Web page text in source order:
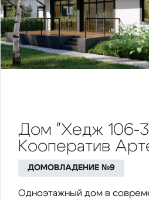
Предыдущий
Дом "Хедж 106-
Кооператив
ДОМОВЛАДЕНИЕ №9
Одноэтажный дом в